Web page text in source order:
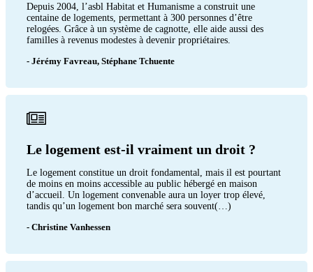
Depuis 2004, l’asbl Habitat et Humanisme a construit une
centaine de logements, permettant à 300 personnes d’être
relogées. Grâce à un système de cagnotte, elle aide aussi des
familles à revenus modestes à devenir propriétaires.
- Jérémy Favreau, Stéphane Tchuente
Le logement est-il vraiment un droit ?
Le logement constitue un droit fondamental, mais il est pourtant
de moins en moins accessible au public hébergé en maison
d’accueil. Un logement convenable aura un loyer trop élevé,
tandis qu’un logement bon marché sera souvent(…)
- Christine Vanhessen